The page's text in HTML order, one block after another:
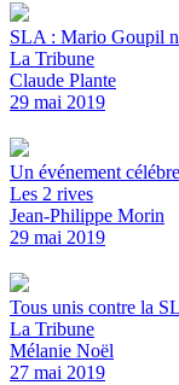
SLA : Mario Goupil
La Tribune
Claude Plante
29 mai 2019
Un événement
Les 2 rives
Jean-Philippe Morin
29 mai 2019
Tous unis contre la
La Tribune
Mélanie Noël
27 mai 2019